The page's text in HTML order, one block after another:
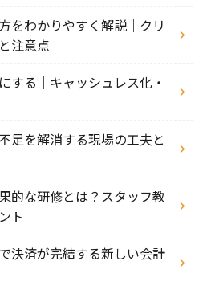
をわかりやすく解説｜クリ
注意点
する｜キャッシュレス化・
足を解消する現場の工夫と
的な研修とは？スタッフ教
ト
決済が完結する新しい会計